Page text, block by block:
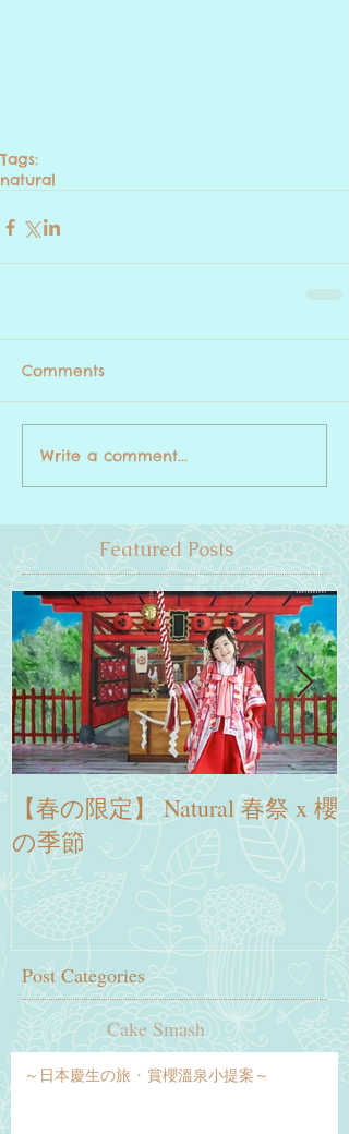
Tags:
natural
Comments
Write a comment...
Featured Posts
【春の限定】 Natural 春祭 x 櫻
の季節
Post Categories
Cake Smash
～日本慶生の旅 · 賞櫻溫泉小提案～